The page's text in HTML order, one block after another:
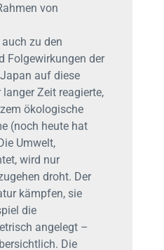
von
zu den
Folgewirkungen der
auf diese
Zeit reagierte,
ökologische
(noch heute hat
Umwelt,
wird nur
droht. Der
kämpfen, sie
die
angelegt –
Die